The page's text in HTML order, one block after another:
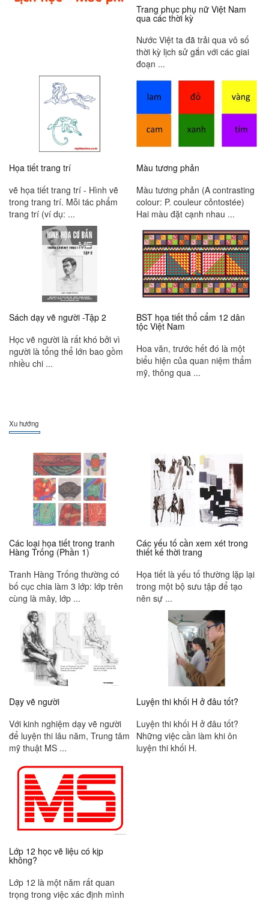
Trang phục phụ nữ Việt Nam
qua các thời kỳ
Nước Việt ta đã trải qua vô số
thời kỳ lịch sử gắn với các giai
đoạn ...
Họa tiết trang trí
vẽ họa tiết trang trí - Hình vẽ
trong trang trí. Mỗi tác phẩm
trang trí (ví dụ: ...
Màu tương phản
Màu tương phản (A contrasting
colour: P. couleur cỏntostée)
Hai màu đặt cạnh nhau ...
Sách dạy vẽ người -Tập 2
Học vẽ người là rất khó bởi vì
người là tổng thể lớn bao gồm
nhiều chi ...
BST họa tiết thổ cẩm 12 dân
tộc Việt Nam
Hoa văn, trước hết đó là một
biểu hiện của quan niệm thẩm
mỹ, thông qua ...
Xu hướng
Các loại họa tiết trong tranh
Hàng Trống (Phần 1)
Tranh Hàng Trống thường có
bố cục chia làm 3 lớp: lớp trên
cùng là mây, lớp ...
Các yếu tố cần xem xét trong
thiết kế thời trang
Họa tiết là yếu tố thường lặp lại
trong một bộ sưu tập để tạo
nên sự ...
Dạy vẽ người
Với kinh nghiệm dạy vẽ người
để luyện thi lâu năm, Trung tâm
mỹ thuật MS ...
Luyện thi khối H ở đâu tốt?
Luyện thi khối H ở đâu tốt?
Những việc cần làm khi ôn
luyện thi khối H.
Lớp 12 học vẽ liệu có kịp
không?
Lớp 12 là một năm rất quan
trọng trong việc xác định mình